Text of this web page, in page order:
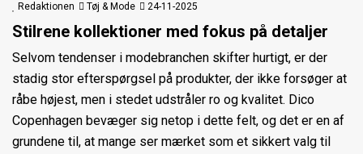
Redaktionen Tøj & Mode 24-11-2025
Stilrene kollektioner med fokus på detaljer
Selvom tendenser i modebranchen skifter hurtigt, er der
stadig stor efterspørgsel på produkter, der ikke forsøger at
råbe højest, men i stedet udstråler ro og kvalitet. Dico
Copenhagen bevæger sig netop i dette felt, og det er en af
grundene til, at mange ser mærket som et sikkert valg til